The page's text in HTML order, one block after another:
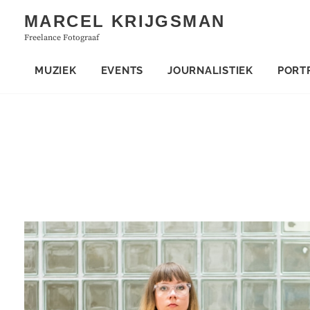
content
MARCEL KRIJGSMAN
Freelance Fotograaf
MUZIEK EVENTS JOURNALISTIEK